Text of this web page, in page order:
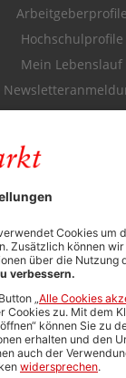
Arbeitgeberprofile
Hochschulprofile
Mein Lebenslauf
Sie den
FÜR ARBEITGEBER
Stellenmarktpreise
Anzeigen-AGB
Media-Daten
Produktübersicht
ALLGEMEIN